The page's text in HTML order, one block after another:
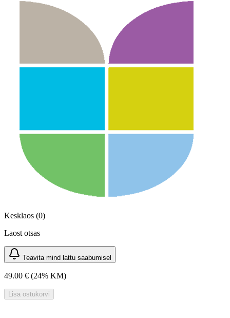
Kesklaos (0)
Laost otsas
Teavita mind lattu saabumisel
49.00 € (24% KM)
Lisa ostukorvi